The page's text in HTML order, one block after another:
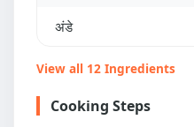
अंडे
View all 12 Ingredients
Cooking Steps